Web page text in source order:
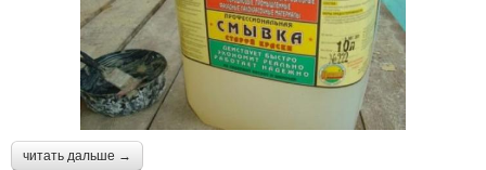
читать дальше →